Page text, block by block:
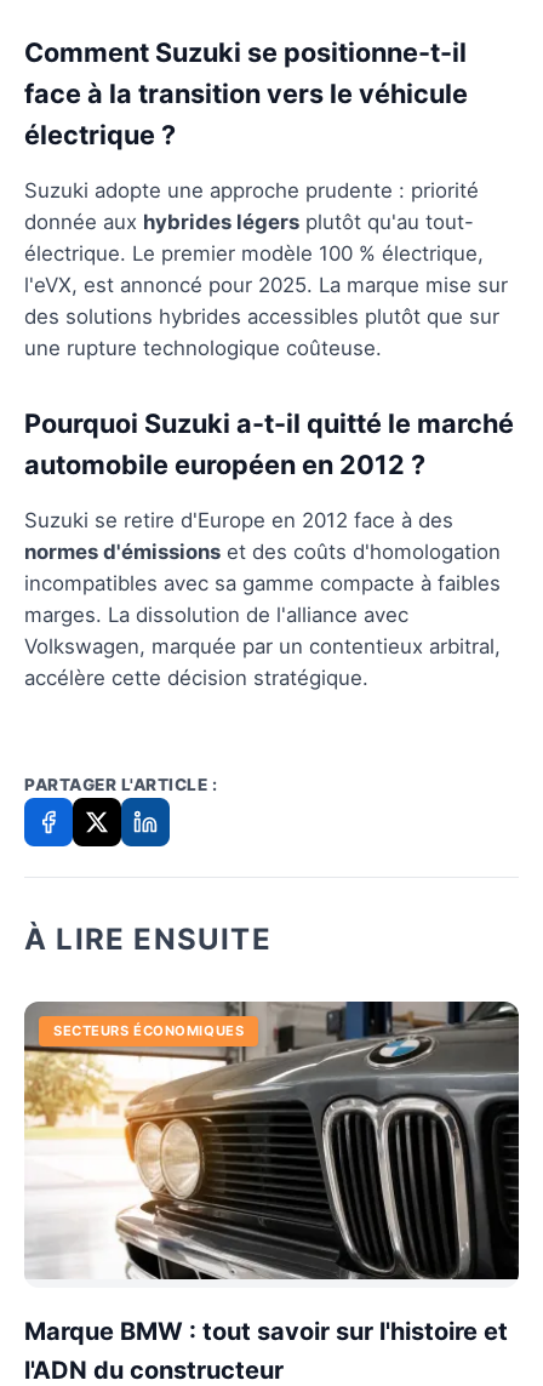
Comment Suzuki se positionne-t-il
face à la transition vers le véhicule
électrique ?
Suzuki adopte une approche prudente : priorité
donnée aux hybrides légers plutôt qu'au tout-
électrique. Le premier modèle 100 % électrique,
l'eVX, est annoncé pour 2025. La marque mise sur
des solutions hybrides accessibles plutôt que sur
une rupture technologique coûteuse.
Pourquoi Suzuki a-t-il quitté le marché
automobile européen en 2012 ?
Suzuki se retire d'Europe en 2012 face à des
normes d'émissions et des coûts d'homologation
incompatibles avec sa gamme compacte à faibles
marges. La dissolution de l'alliance avec
Volkswagen, marquée par un contentieux arbitral,
accélère cette décision stratégique.
PARTAGER L'ARTICLE :
À LIRE ENSUITE
SECTEURS ÉCONOMIQUES
Marque BMW : tout savoir sur l'histoire et
l'ADN du constructeur